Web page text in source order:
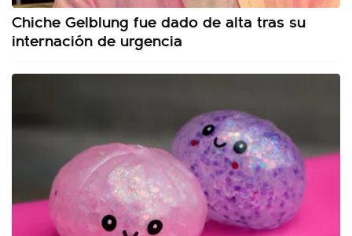
Chiche Gelblung fue dado de alta tras su
internación de urgencia